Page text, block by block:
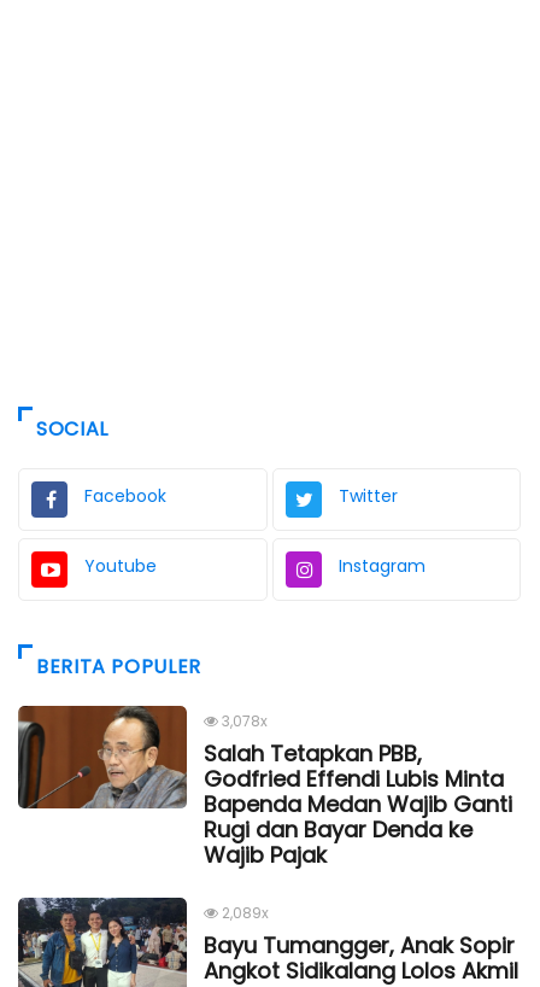
SOCIAL
Facebook Twitter
Youtube Instagram
BERITA POPULER
3,078x
Salah Tetapkan PBB,
Godfried Effendi Lubis Minta
Bapenda Medan Wajib Ganti
Rugi dan Bayar Denda ke
Wajib Pajak
2,089x
Bayu Tumangger, Anak Sopir
Angkot Sidikalang Lolos Akmil